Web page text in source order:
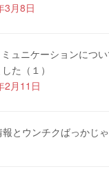
3月8日
ュニケーションにつ
た（１）
2月11日
とウンチクばっかじ